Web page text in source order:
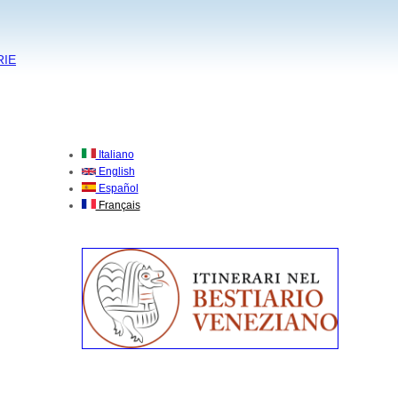
Italiano
English
Español
Français